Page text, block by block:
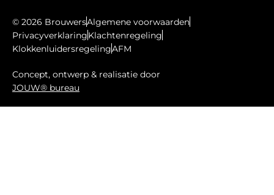
© 2026 BrouwersAlgemene voorwaarden
PrivacyverklaringKlachtenregeling
KlokkenluidersregelingAFM
Concept, ontwerp & realisatie door
JOUW® bureau